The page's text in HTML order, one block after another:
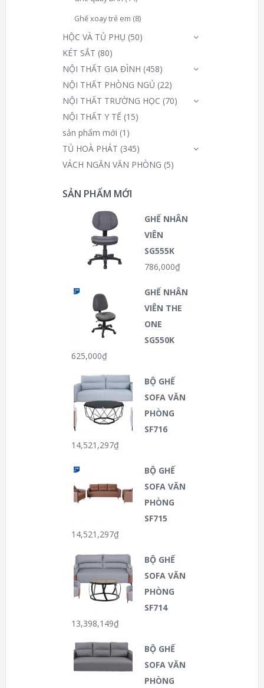
Ghế xoay trẻ em (8)
HỘC VÀ TỦ PHỤ (50)
KÉT SẮT (80)
NỘI THẤT GIA ĐÌNH (458)
NỘI THẤT PHÒNG NGỦ (22)
NỘI THẤT TRƯỜNG HỌC (70)
NỘI THẤT Y TẾ (15)
sản phẩm mới (1)
TỦ HOÀ PHÁT (345)
VÁCH NGĂN VĂN PHÒNG (5)
SẢN PHẨM MỚI
GHẾ NHÂN
VIÊN
SG555K
786,000₫
GHẾ NHÂN
VIÊN THE
ONE
SG550K
625,000₫
BỘ GHẾ
SOFA VĂN
PHÒNG
SF716
14,521,297₫
BỘ GHẾ
SOFA VĂN
PHÒNG
SF715
14,521,297₫
BỘ GHẾ
SOFA VĂN
PHÒNG
SF714
13,398,149₫
BỘ GHẾ
SOFA VĂN
PHÒNG